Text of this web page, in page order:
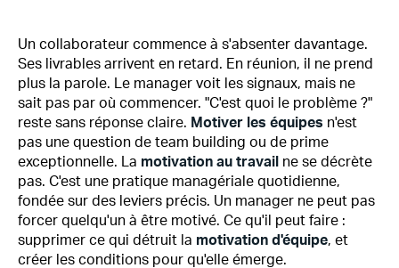
Un collaborateur commence à s'absenter davantage.
Ses livrables arrivent en retard. En réunion, il ne prend
plus la parole. Le manager voit les signaux, mais ne
sait pas par où commencer. "C'est quoi le problème ?"
reste sans réponse claire. Motiver les équipes n'est
pas une question de team building ou de prime
exceptionnelle. La motivation au travail ne se décrète
pas. C'est une pratique managériale quotidienne,
fondée sur des leviers précis. Un manager ne peut pas
forcer quelqu'un à être motivé. Ce qu'il peut faire :
supprimer ce qui détruit la motivation d'équipe, et
créer les conditions pour qu'elle émerge.